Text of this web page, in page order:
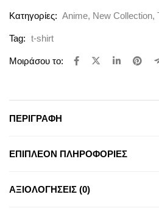
Κατηγορίες: Anime, New Collection,
Tag: t-shirt
Μοιράσου το:
ΠΕΡΙΓΡΑΦΉ
ΕΠΙΠΛΈΟΝ ΠΛΗΡΟΦΟΡΊΕΣ
ΑΞΙΟΛΟΓΉΣΕΙΣ (0)